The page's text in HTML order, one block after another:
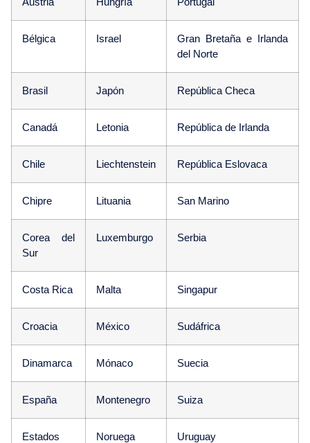
Bélgica Israel
Gran Bretaña e Irlanda
del Norte
Brasil Japón República Checa
Canadá Letonia República de Irlanda
Chile Liechtenstein República Eslovaca
Chipre Lituania San Marino
Corea del
Sur
Luxemburgo Serbia
Costa Rica Malta Singapur
Croacia México Sudáfrica
Dinamarca Mónaco Suecia
España Montenegro Suiza
Estados
Noruega Uruguay